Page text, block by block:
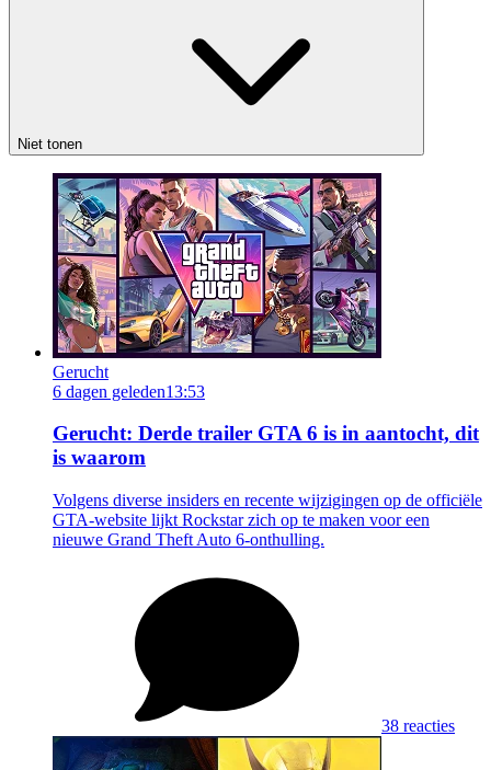
Niet tonen
Gerucht
6 dagen geleden13:53
Gerucht: Derde trailer GTA 6 is in aantocht, dit
is waarom
Volgens diverse insiders en recente wijzigingen op de officiële
GTA-website lijkt Rockstar zich op te maken voor een
nieuwe Grand Theft Auto 6-onthulling.
38 reacties